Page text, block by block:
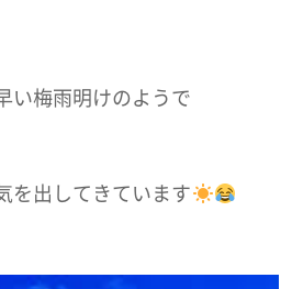
い梅雨明けのようで
を出してきています